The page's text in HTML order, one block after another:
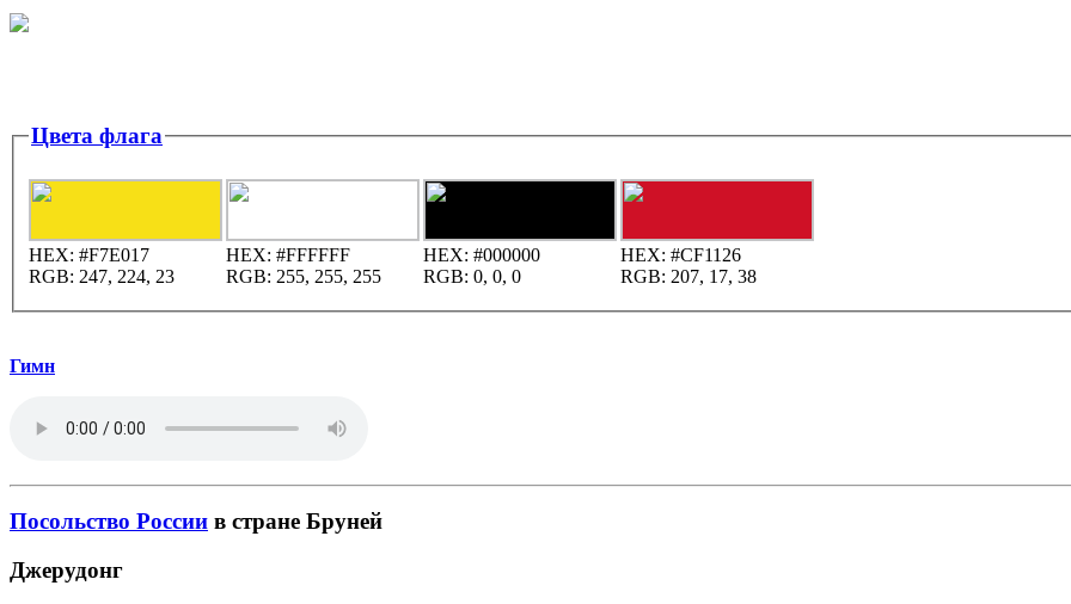
Цвета флага
HEX: #F7E017
RGB: 247, 224, 23
HEX: #FFFFFF
RGB: 255, 255, 255
HEX: #000000
RGB: 0, 0, 0
HEX: #CF1126
RGB: 207, 17, 38
Гимн
Посольство России в стране Бруней
Джерудонг